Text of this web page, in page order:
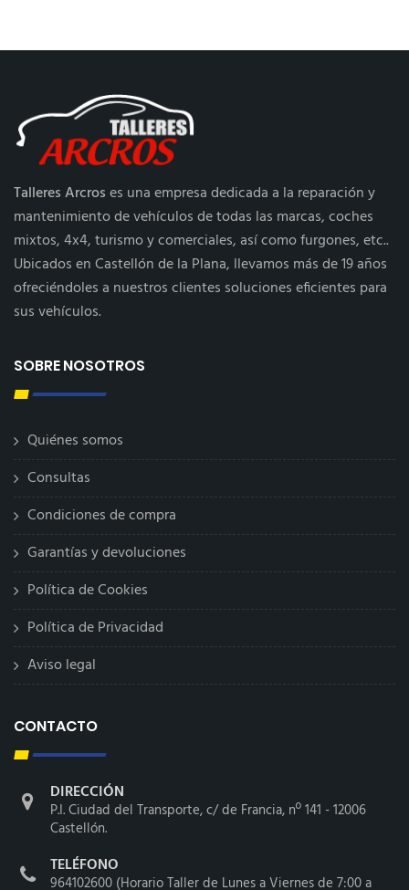
Talleres Arcroses una empresa dedicada a la reparación y
mantenimiento de vehículos de todas las marcas, coches
mixtos, 4x4, turismo y comerciales, así como furgones, etc..
Ubicados en Castellón de la Plana, llevamos más de 19 años
ofreciéndoles a nuestros clientes soluciones eficientes para
sus vehículos.
SOBRE NOSOTROS
Quiénes somos
Consultas
Condiciones de compra
Garantías y devoluciones
Política de Cookies
Política de Privacidad
Aviso legal
CONTACTO
DIRECCIÓN
P.I. Ciudad del Transporte, c/ de Francia, nº 141 - 12006
Castellón.
TELÉFONO
964102600 (Horario Taller de Lunes a Viernes de 7:00 a